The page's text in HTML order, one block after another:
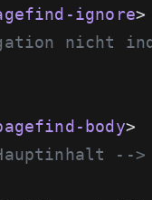
ignore>
nicht
body>
-->